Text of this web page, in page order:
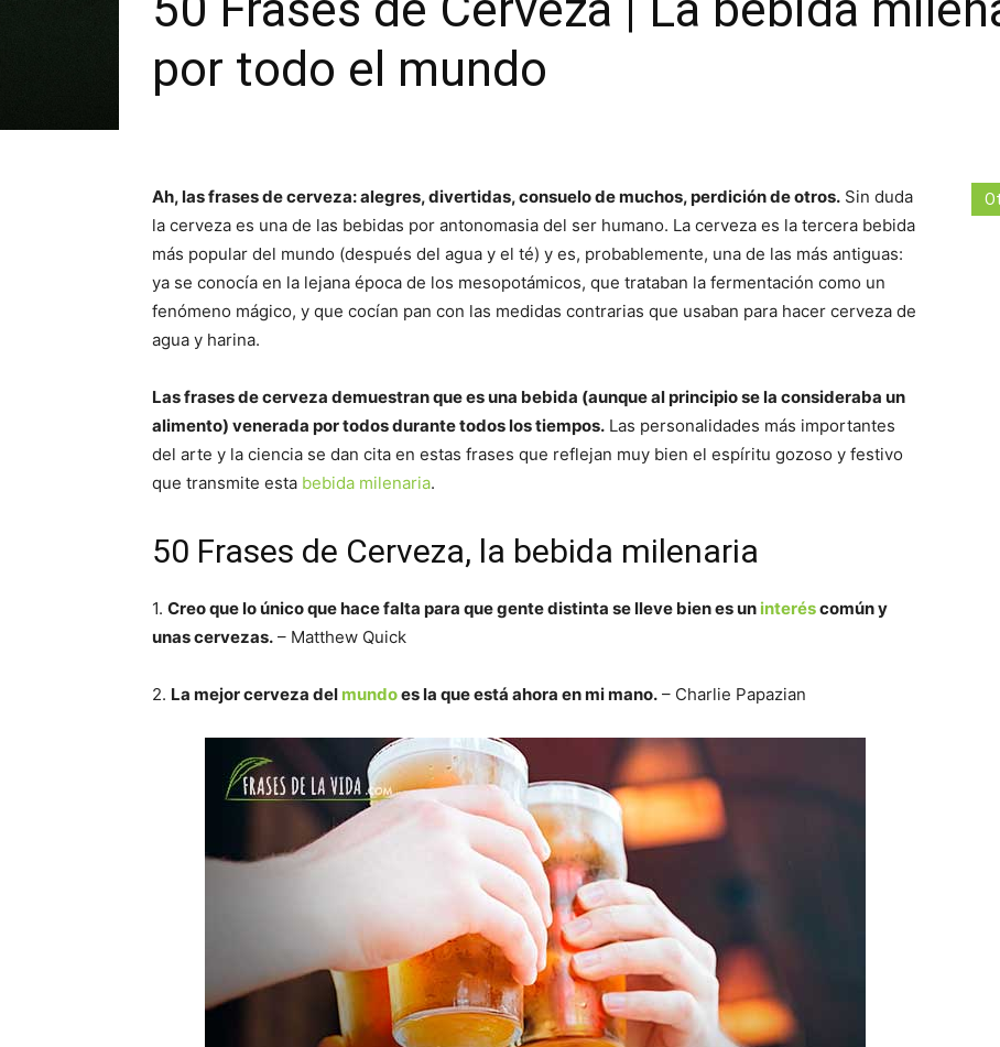
por todo el mundo
Ah, las frases de cerveza: alegres, divertidas, consuelo de muchos, perdición de otros. Sin duda
la cerveza es una de las bebidas por antonomasia del ser humano. La cerveza es la tercera bebida
más popular del mundo (después del agua y el té) y es, probablemente, una de las más antiguas:
ya se conocía en la lejana época de los mesopotámicos, que trataban la fermentación como un
fenómeno mágico, y que cocían pan con las medidas contrarias que usaban para hacer cerveza de
agua y harina.
Las frases de cerveza demuestran que es una bebida (aunque al principio se la consideraba un
alimento) venerada por todos durante todos los tiempos. Las personalidades más importantes
del arte y la ciencia se dan cita en estas frases que reflejan muy bien el espíritu gozoso y festivo
que transmite esta bebida milenaria.
50 Frases de Cerveza, la bebida milenaria
1. Creo que lo único que hace falta para que gente distinta se lleve bien es un interéscomún y
unas cervezas. – Matthew Quick
2. La mejor cerveza del mundoes la que está ahora en mi mano. – Charlie Papazian